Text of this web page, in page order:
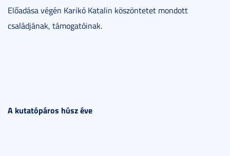
Előadása végén Karikó Katalin köszöntetet mondott
családjának, támogatóinak.
A kutatópáros húsz éve